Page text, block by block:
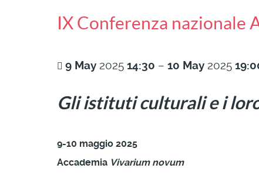
IX Conferenza nazionale
9 May 2025 14:30 – 10 May 2025
Gli istituti culturali e i
9-10 maggio 2025
Accademia Vivarium novum